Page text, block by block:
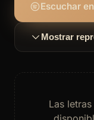
Escuchar
Mostrar
Las